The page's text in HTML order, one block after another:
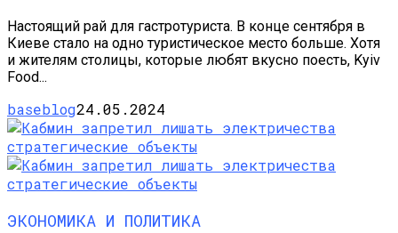
Настоящий рай для гастротуриста. В конце сентября в
Киеве стало на одно туристическое место больше. Хотя
и жителям столицы, которые любят вкусно поесть, Kyiv
Food...
baseblog24.05.2024
ЭКОНОМИКА И ПОЛИТИКА